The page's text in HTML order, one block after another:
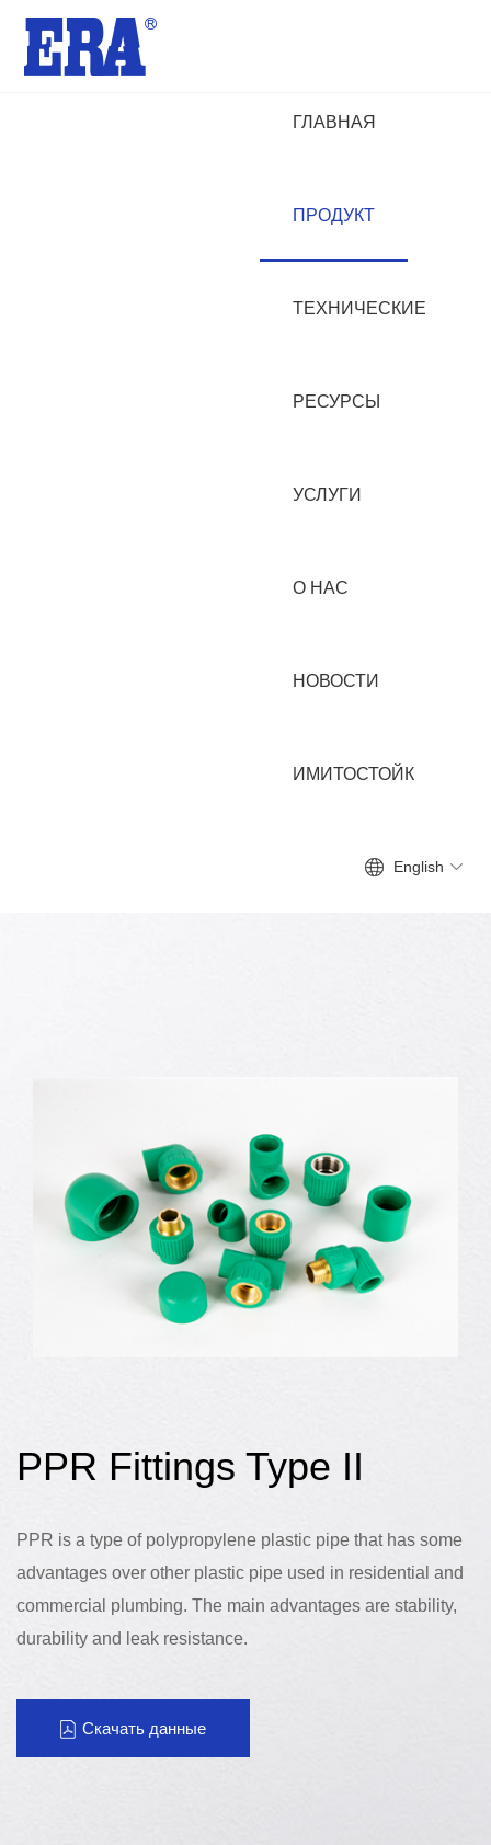
ГЛАВНАЯ
ПРОДУКТ
ТЕХНИЧЕСКИЕ
РЕСУРСЫ
УСЛУГИ
О НАС
НОВОСТИ
ИМИТОСТОЙК
English
PPR Fittings Type II
PPR is a type of polypropylene plastic pipe that has some
advantages over other plastic pipe used in residential and
commercial plumbing. The main advantages are stability,
durability and leak resistance.
Скачать данные